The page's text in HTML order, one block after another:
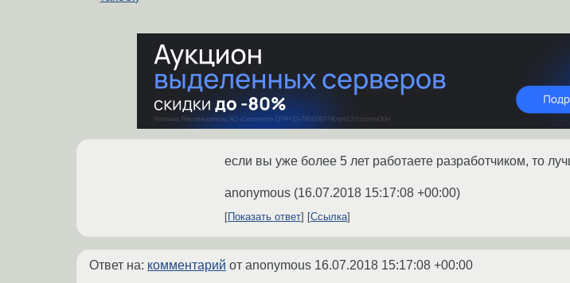
если вы уже более 5 лет работаете разработчиком, то
anonymous (16.07.2018 15:17:08 +00:00)
Показать ответ Ссылка
Ответ на: комментарий от anonymous 16.07.2018 15:17:08 +00:00